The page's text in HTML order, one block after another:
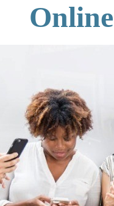
Online